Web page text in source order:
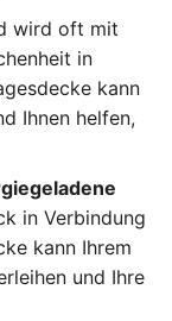
wird oft mit
in
kann
Ihnen helfen,
in Verbindung
kann Ihrem
und Ihre